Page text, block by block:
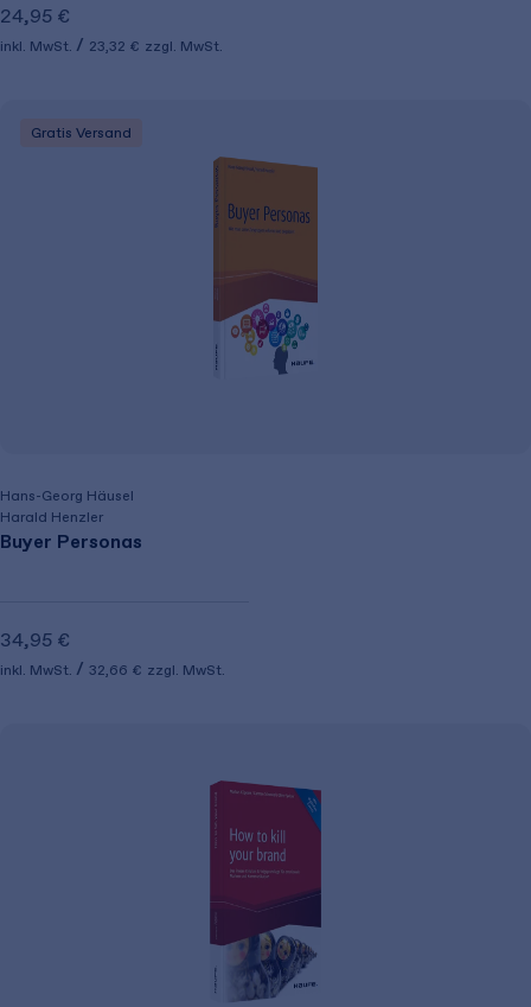
24,95 €
inkl. MwSt. 23,32 € zzgl. MwSt.
Gratis Versand
Hans-Georg Häusel
Harald Henzler
Buyer Personas
34,95 €
inkl. MwSt. 32,66 € zzgl. MwSt.